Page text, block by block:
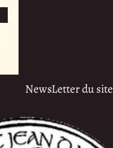
NewsLetter du site